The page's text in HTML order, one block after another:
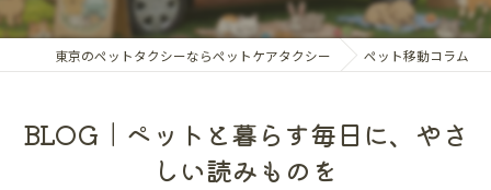
東京のペットタクシーならペットケアタクシー ペット移動コラム
BLOG｜ペットと暮らす毎日に、やさ
しい読みものを